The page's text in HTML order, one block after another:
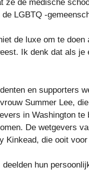
ze de medische
LGBTQ -
de luxe om te
Ik denk dat als je
en supporters
Summer Lee,
in Washington
De wetgevers
Kinkead, die ooit
hun